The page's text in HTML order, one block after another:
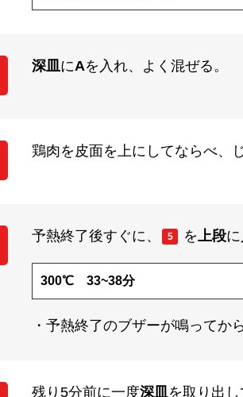
深皿にAを入れ、よく混ぜる。
鶏肉を皮面を上にしてならべ、
予熱終了後すぐに、 5 を上段
300℃ 33~38分
・予熱終了のブザーが鳴ってか
残り5分前に一度深皿を取り出